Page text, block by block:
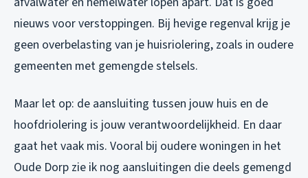
nieuws voor verstoppingen. Bij hevige regenval krijg je
geen overbelasting van je huisriolering, zoals in oudere
gemeenten met gemengde stelsels.
Maar let op: de aansluiting tussen jouw huis en de
hoofdriolering is jouw verantwoordelijkheid. En daar
gaat het vaak mis. Vooral bij oudere woningen in het
Oude Dorp zie ik nog aansluitingen die deels gemengd